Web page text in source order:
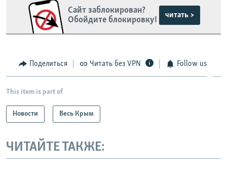
Сайт заблокирован?
Обойдите блокировку!
читать >
Поделиться Читать без VPN Follow us
This item is part of
Новости Весь Крым
ЧИТАЙТЕ ТАКЖЕ: